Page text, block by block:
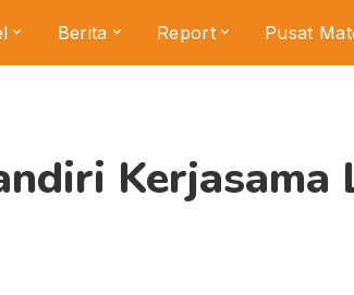
Berita Report Pusat
Kerjasama